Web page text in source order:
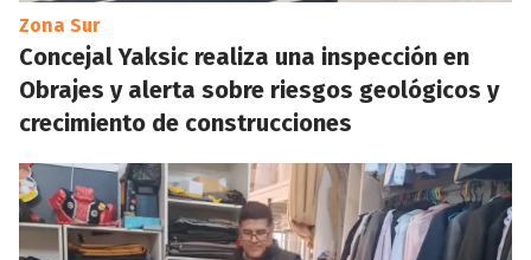
Zona Sur
Concejal Yaksic realiza una inspección en
Obrajes y alerta sobre riesgos geológicos y
crecimiento de construcciones